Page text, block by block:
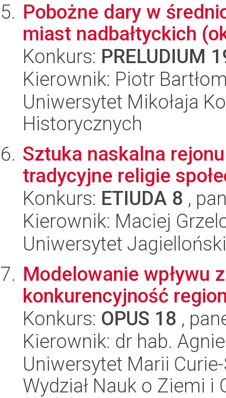
Pobożne dary w
miast nadbałtyckich
Konkurs: PRELUDIUM
Kierownik: Piotr
Uniwersytet Mikołaja
Historycznych
Sztuka naskalna
tradycyjne religie
Konkurs: ETIUDA 8 ,
Kierownik: Maciej
Uniwersytet
Modelowanie wpływu
konkurencyjność
Konkurs: OPUS 18 ,
Kierownik: dr hab.
Uniwersytet Marii
Wydział Nauk o Ziemi